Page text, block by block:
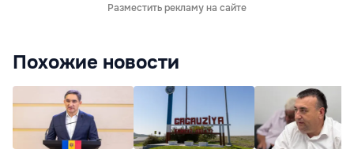
Разместить рекламу на сайте
Похожие новости